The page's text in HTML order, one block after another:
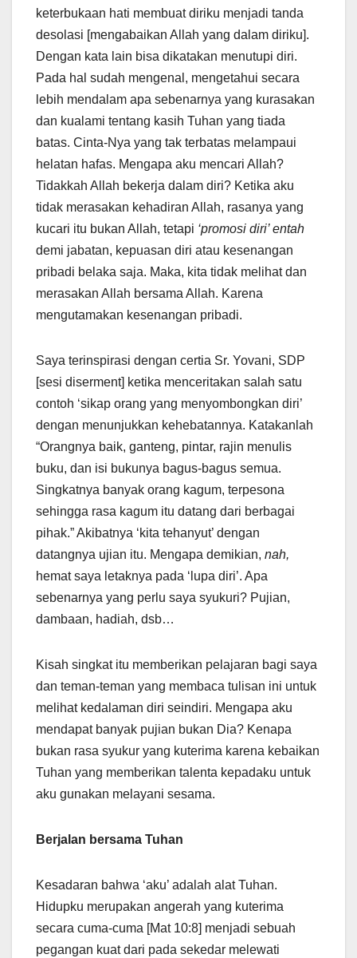
keterbukaan hati membuat diriku menjadi tanda
desolasi [mengabaikan Allah yang dalam diriku].
Dengan kata lain bisa dikatakan menutupi diri.
Pada hal sudah mengenal, mengetahui secara
lebih mendalam apa sebenarnya yang kurasakan
dan kualami tentang kasih Tuhan yang tiada
batas. Cinta-Nya yang tak terbatas melampaui
helatan hafas. Mengapa aku mencari Allah?
Tidakkah Allah bekerja dalam diri? Ketika aku
tidak merasakan kehadiran Allah, rasanya yang
kucari itu bukan Allah, tetapi ‘promosi diri’ entah
demi jabatan, kepuasan diri atau kesenangan
pribadi belaka saja. Maka, kita tidak melihat dan
merasakan Allah bersama Allah. Karena
mengutamakan kesenangan pribadi.
Saya terinspirasi dengan certia Sr. Yovani, SDP
[sesi diserment] ketika menceritakan salah satu
contoh ‘sikap orang yang menyombongkan diri’
dengan menunjukkan kehebatannya. Katakanlah
“Orangnya baik, ganteng, pintar, rajin menulis
buku, dan isi bukunya bagus-bagus semua.
Singkatnya banyak orang kagum, terpesona
sehingga rasa kagum itu datang dari berbagai
pihak.” Akibatnya ‘kita tehanyut’ dengan
datangnya ujian itu. Mengapa demikian, nah,
hemat saya letaknya pada ‘lupa diri’. Apa
sebenarnya yang perlu saya syukuri? Pujian,
dambaan, hadiah, dsb…
Kisah singkat itu memberikan pelajaran bagi saya
dan teman-teman yang membaca tulisan ini untuk
melihat kedalaman diri seindiri. Mengapa aku
mendapat banyak pujian bukan Dia? Kenapa
bukan rasa syukur yang kuterima karena kebaikan
Tuhan yang memberikan talenta kepadaku untuk
aku gunakan melayani sesama.
Berjalan bersama Tuhan
Kesadaran bahwa ‘aku’ adalah alat Tuhan.
Hidupku merupakan angerah yang kuterima
secara cuma-cuma [Mat 10:8] menjadi sebuah
pegangan kuat dari pada sekedar melewati